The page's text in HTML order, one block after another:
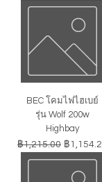
BEC โคมไฟไฮเบย์
รุ่น Wolf 200w
Highbay
ราคาปกติ
฿1,215.00 ราคาขา
฿